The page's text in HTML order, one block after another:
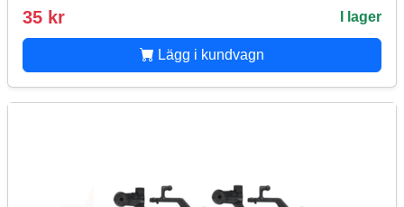
35 kr I lager
Lägg i kundvagn